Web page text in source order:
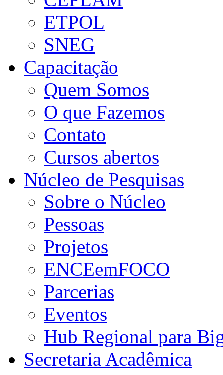
ETPOL
SNEG
Capacitação
Quem Somos
O que Fazemos
Contato
Cursos abertos
Núcleo de Pesquisas
Sobre o Núcleo
Pessoas
Projetos
ENCEemFOCO
Parcerias
Eventos
Hub Regional para
Secretaria Acadêmica